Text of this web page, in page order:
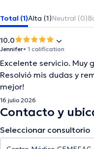
Total (1)Alta (1)Neutral (0)
10.0
Jennifer• 1 calification
Excelente servicio.
Resolvió mis dudas y
mejor!
16 julio 2026
Contacto y
Seleccionar consultorio